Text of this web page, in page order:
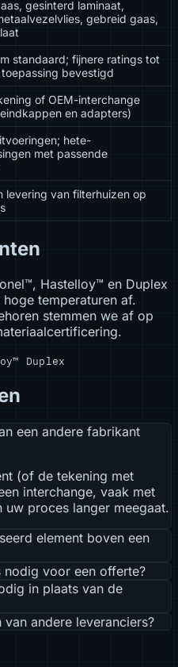
gesinterd laminaat,
gebreid gaas,
standaard; fijnere ratings tot
bevestigd
of OEM-interchange
en adapters)
hete-
met passende
levering van filterhuizen op
Hastelloy™ en Duplex
temperaturen af.
stemmen we af op
Duplex
een andere fabrikant
(of de tekening met
interchange, vaak met
proces langer meegaat.
element boven een
nodig voor een offerte?
in plaats van de
van andere leveranciers?